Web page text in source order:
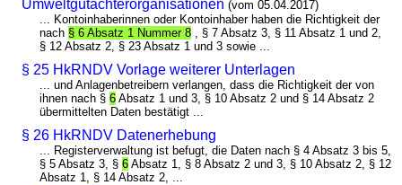
Umweltgutachterorganisationen (vom 05.04.2017)
... Kontoinhaberinnen oder Kontoinhaber haben die Richtigkeit der
nach § 6 Absatz 1 Nummer 8 , § 7 Absatz 3, § 11 Absatz 1 und 2,
§ 12 Absatz 2, § 23 Absatz 1 und 3 sowie ...
§ 25 HkRNDV Vorlage weiterer Unterlagen
... und Anlagenbetreibern verlangen, dass die Richtigkeit der von
ihnen nach §6 Absatz 1 und 3, § 10 Absatz 2 und § 14 Absatz 2
übermittelten Daten bestätigt ...
§ 26 HkRNDV Datenerhebung
... Registerverwaltung ist befugt, die Daten nach § 4 Absatz 3 bis 5,
§ 5 Absatz 3, §6 Absatz 1, § 8 Absatz 2 und 3, § 10 Absatz 2, § 12
Absatz 1, § 14 Absatz 2, ...